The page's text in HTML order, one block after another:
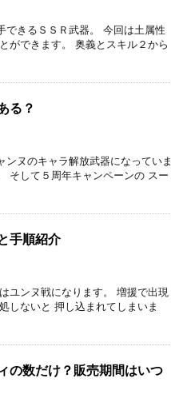
できるＳＳＲ武器。 今回は土属性
ができます。 奥義とスキル２から
る？
ヌのキャラ解放武器になっていま
そして５周年キャンペーンの スー
手順紹介
ユンヌ戦になります。 増援で出現
しないと 押し込まれてしまいま
の数だけ？販売期間はいつ